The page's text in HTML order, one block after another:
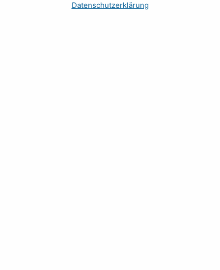
Datenschutzerklärung